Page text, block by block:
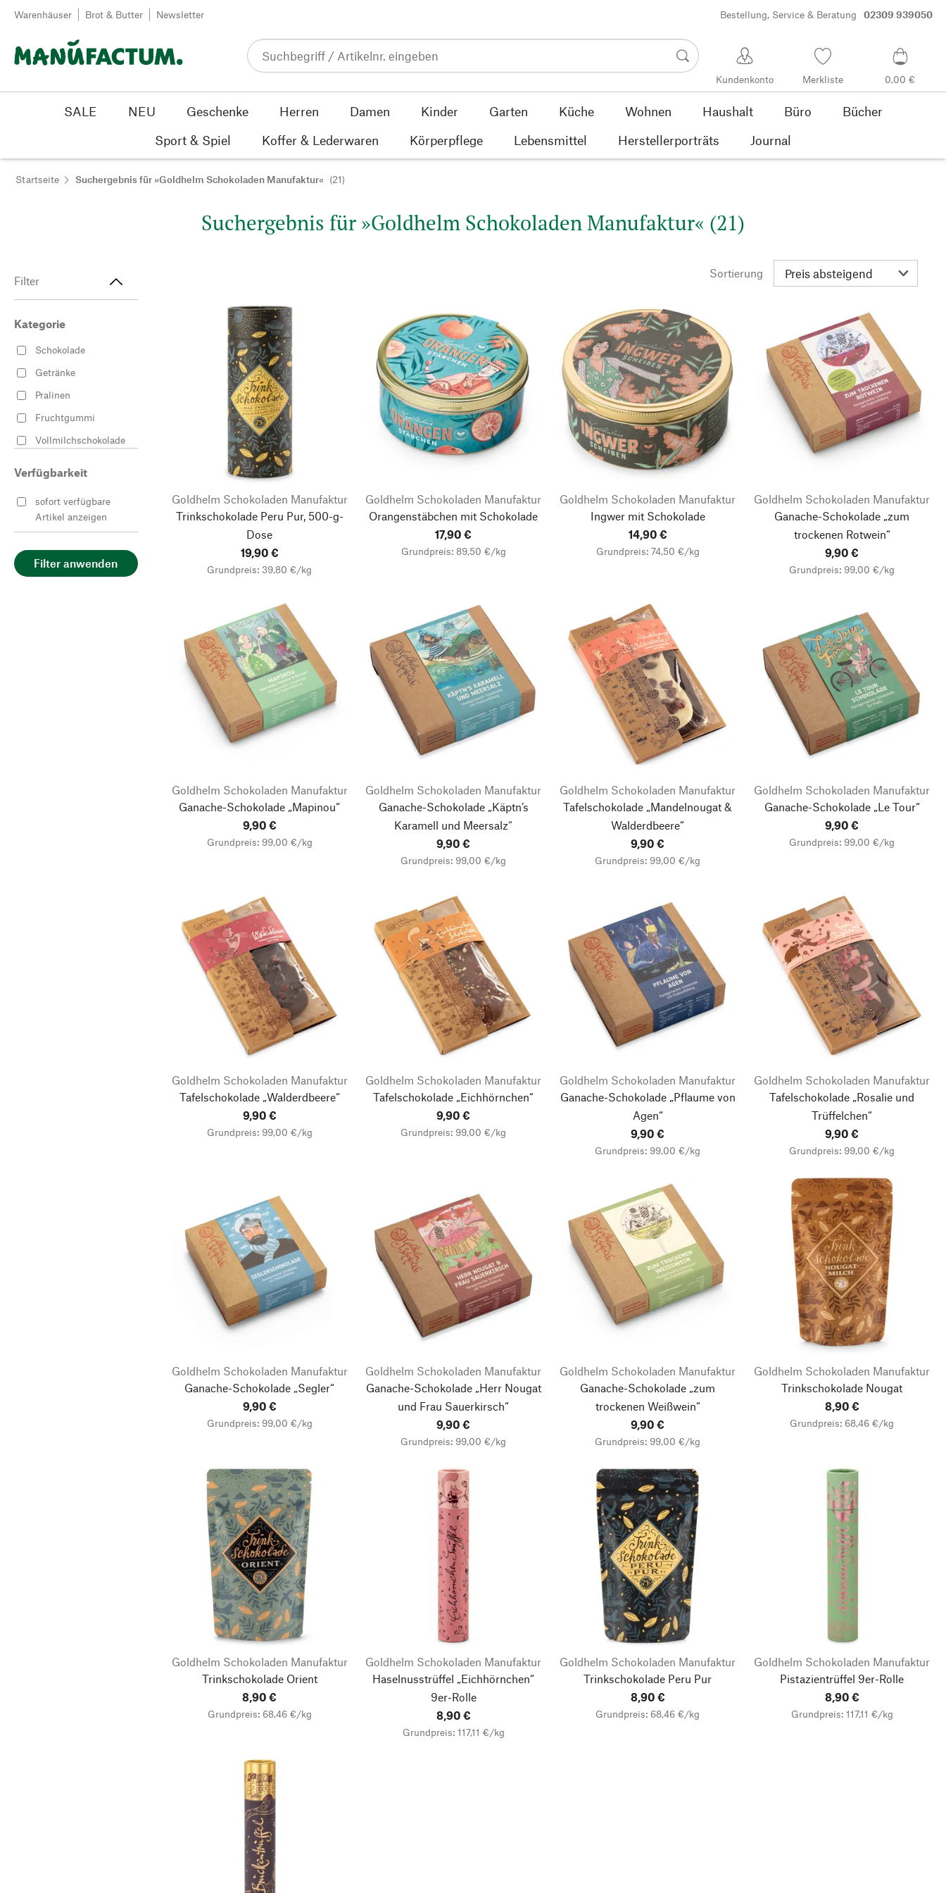
Zum Inhalt springen
Warenhäuser Brot & Butter Newsletter Bestellung, Service & Beratung 02309 939050
Kundenkonto Merkliste 0,00 €
SALE NEU Geschenke Herren Damen Kinder Garten Küche Wohnen Haushalt Büro
Bücher
Sport & Spiel
Koffer & Lederwaren Körperpflege Lebensmittel Herstellerporträts Journal
Startseite Suchergebnis für »Goldhelm Schokoladen Manufaktur« (21)
Suchergebnis für »Goldhelm Schokoladen Manufaktur« (21)
Filter
Kategorie
Schokolade
Getränke
Pralinen
Fruchtgummi
Vollmilchschokolade
Verfügbarkeit
sofort verfügbare
Artikel anzeigen
Filter anwenden
Sortierung
Goldhelm Schokoladen Manufaktur
Trinkschokolade Peru Pur, 500-g-
Dose
19,90 €
Grundpreis: 39,80 €/kg
Goldhelm Schokoladen Manufaktur
Orangenstäbchen mit Schokolade
17,90 €
Grundpreis: 89,50 €/kg
Goldhelm Schokoladen Manufaktur
Ingwer mit Schokolade
14,90 €
Grundpreis: 74,50 €/kg
Goldhelm Schokoladen Manufaktur
Ganache-Schokolade „zum
trockenen Rotwein“
9,90 €
Grundpreis: 99,00 €/kg
Goldhelm Schokoladen Manufaktur
Ganache-Schokolade „Mapinou“
9,90 €
Grundpreis: 99,00 €/kg
Goldhelm Schokoladen Manufaktur
Ganache-Schokolade „Käptn’s
Karamell und Meersalz“
9,90 €
Grundpreis: 99,00 €/kg
Goldhelm Schokoladen Manufaktur
Tafelschokolade „Mandelnougat &
Walderdbeere“
9,90 €
Grundpreis: 99,00 €/kg
Goldhelm Schokoladen Manufaktur
Ganache-Schokolade „Le Tour“
9,90 €
Grundpreis: 99,00 €/kg
Goldhelm Schokoladen Manufaktur
Tafelschokolade „Walderdbeere“
9,90 €
Grundpreis: 99,00 €/kg
Goldhelm Schokoladen Manufaktur
Tafelschokolade „Eichhörnchen“
9,90 €
Grundpreis: 99,00 €/kg
Goldhelm Schokoladen Manufaktur
Ganache-Schokolade „Pflaume von
Agen“
9,90 €
Grundpreis: 99,00 €/kg
Goldhelm Schokoladen Manufaktur
Tafelschokolade „Rosalie und
Trüffelchen“
9,90 €
Grundpreis: 99,00 €/kg
Goldhelm Schokoladen Manufaktur
Ganache-Schokolade „Segler“
9,90 €
Grundpreis: 99,00 €/kg
Goldhelm Schokoladen Manufaktur
Ganache-Schokolade „Herr Nougat
und Frau Sauerkirsch“
9,90 €
Grundpreis: 99,00 €/kg
Goldhelm Schokoladen Manufaktur
Ganache-Schokolade „zum
trockenen Weißwein“
9,90 €
Grundpreis: 99,00 €/kg
Goldhelm Schokoladen Manufaktur
Trinkschokolade Nougat
8,90 €
Grundpreis: 68,46 €/kg
Goldhelm Schokoladen Manufaktur
Trinkschokolade Orient
8,90 €
Grundpreis: 68,46 €/kg
Goldhelm Schokoladen Manufaktur
Haselnusstrüffel „Eichhörnchen“
9er-Rolle
8,90 €
Grundpreis: 117,11 €/kg
Goldhelm Schokoladen Manufaktur
Trinkschokolade Peru Pur
8,90 €
Grundpreis: 68,46 €/kg
Goldhelm Schokoladen Manufaktur
Pistazientrüffel 9er-Rolle
8,90 €
Grundpreis: 117,11 €/kg